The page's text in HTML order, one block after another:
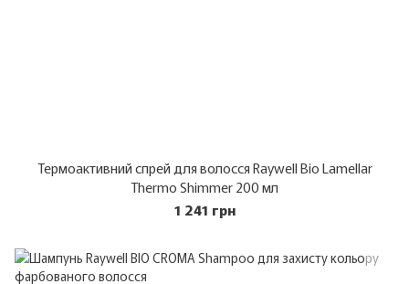
Термоактивний спрей для волосся Raywell Bio Lamellar
Thermo Shimmer 200 мл
1 241 грн